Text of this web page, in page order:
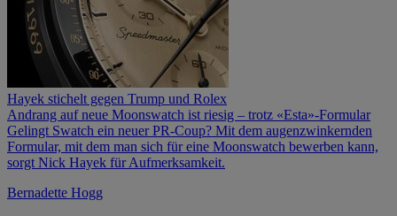
Hayek stichelt gegen Trump und Rolex
Andrang auf neue Moonswatch ist riesig – trotz «Esta»-Formular
Gelingt Swatch ein neuer PR-Coup? Mit dem augenzwinkernden
Formular, mit dem man sich für eine Moonswatch bewerben kann,
sorgt Nick Hayek für Aufmerksamkeit.
Bernadette Hogg